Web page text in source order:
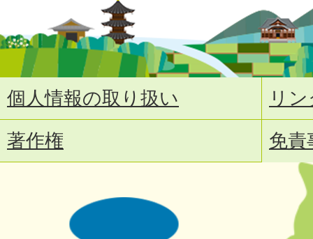
個人情報の取り扱い
リ
著作権
免責